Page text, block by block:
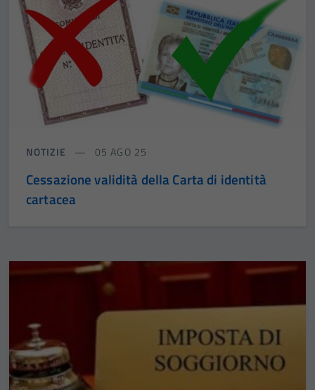
NOTIZIE 05 AGO 25
Cessazione validità della Carta di identità
cartacea